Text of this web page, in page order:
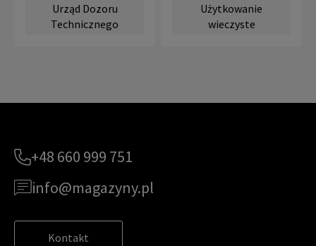
Urząd Dozoru
Technicznego
Użytkowanie
wieczyste
+48 660 999 751
info@magazyny.pl
Kontakt